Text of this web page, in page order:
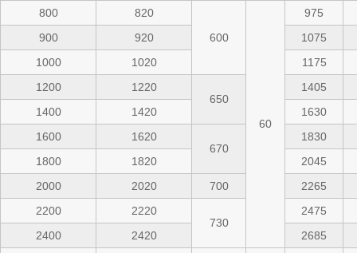
800
820
600
60
975
900
920
1075
1000
1020
1175
1200
1220
650
1405
1400
1420
1630
1600
1620
670
1830
1800
1820
2045
2000
2020 700
2265
2200
2220
730
2475
2400
2420
2685